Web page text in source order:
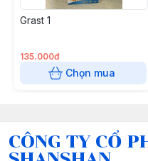
Grast 1
135.000đ
Chọn mua
CÔNG TY CỔ